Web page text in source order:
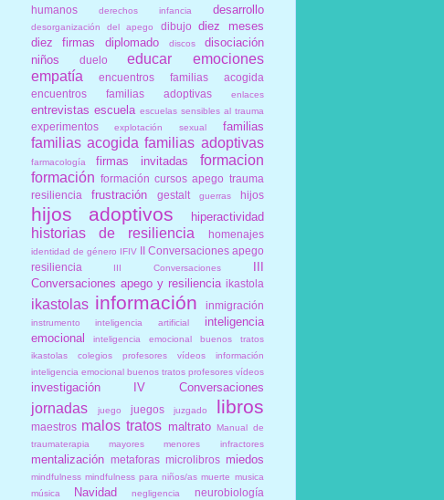
humanos
derechos infancia desarrollo
desorganización del apego dibujo diez meses
diez firmas
diplomado discos
disociación
niños
duelo educar
emociones
empatía
encuentros familias acogida
encuentros familias adoptivas
enlaces
entrevistas escuela escuelas sensibles al trauma
experimentos explotación sexual familias
familias acogida familias adoptivas
farmacología firmas invitadas
formacion
formación formación cursos apego trauma
resiliencia
frustración gestalt guerras hijos
hijos adoptivos hiperactividad
historias de resiliencia homenajes
identidad de género IFIV II Conversaciones apego
resiliencia
III Conversaciones
III
Conversaciones apego y resiliencia ikastola
ikastolas información inmigración
instrumento inteligencia artificial
inteligencia
emocional
inteligencia emocional buenos tratos
ikastolas colegios profesores vídeos información
inteligencia emocional buenos tratos profesores vídeos
investigación IV Conversaciones
jornadas juego juegos juzgado libros
maestros malos tratos maltrato Manual de
traumaterapia
mayores menores infractores
mentalización metaforas microlibros miedos
mindfulness mindfulness para niños/as muerte musica
música
Navidad negligencia neurobiología